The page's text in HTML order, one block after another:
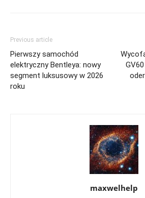
Previous article
Pierwszy samochód
elektryczny Bentleya: nowy
segment luksusowy w 2026
roku
maxwelhelp